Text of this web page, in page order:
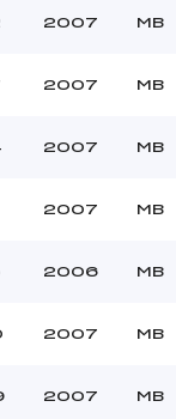
2007 MB
2007 MB
2007 MB
2007 MB
2006 MB
2007 MB
2007 MB